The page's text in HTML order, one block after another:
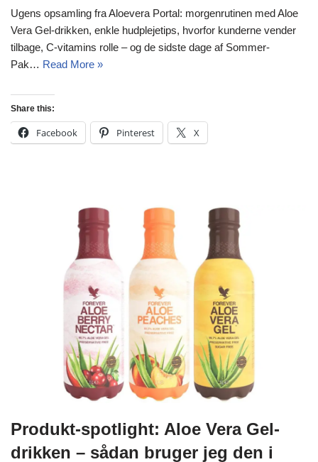
Ugens opsamling fra Aloevera Portal: morgenrutinen med Aloe
Vera Gel-drikken, enkle hudplejetips, hvorfor kunderne vender
tilbage, C-vitamins rolle – og de sidste dage af Sommer-
Pak… Read More »
Share this:
Facebook Pinterest X
Produkt-spotlight: Aloe Vera Gel-
drikken – sådan bruger jeg den i